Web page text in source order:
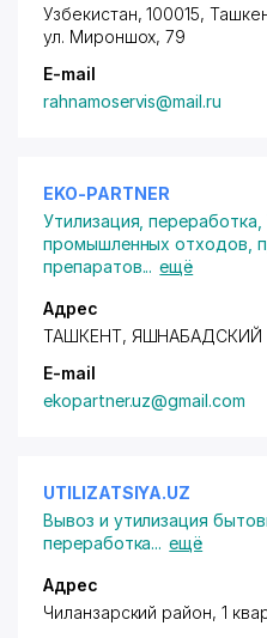
Узбекистан, 100015,
ул. Мироншох, 79
E-mail
rahnamoservis@mail.ru
EKO-PARTNER
Утилизация, переработка
промышленных отходов,
препаратов... ещё
Адрес
ТАШКЕНТ, ЯШНАБАДСКИЙ
E-mail
ekopartner.uz@gmail.com
UTILIZATSIYA.UZ
Вывоз и утилизация
переработка... ещё
Адрес
Чиланзарский район, 1